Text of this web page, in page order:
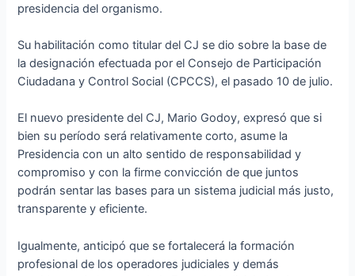
presidencia del organismo.
Su habilitación como titular del CJ se dio sobre la base de
la designación efectuada por el Consejo de Participación
Ciudadana y Control Social (CPCCS), el pasado 10 de julio.
El nuevo presidente del CJ, Mario Godoy, expresó que si
bien su período será relativamente corto, asume la
Presidencia con un alto sentido de responsabilidad y
compromiso y con la firme convicción de que juntos
podrán sentar las bases para un sistema judicial más justo,
transparente y eficiente.
Igualmente, anticipó que se fortalecerá la formación
profesional de los operadores judiciales y demás